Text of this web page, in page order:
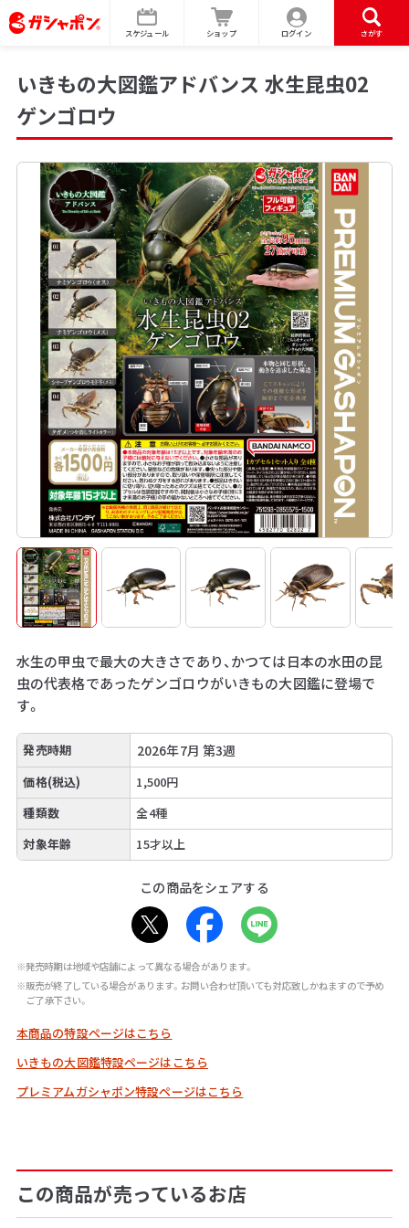
スケジュール ショップ ログイン さがす
いきもの大図鑑アドバンス 水生昆虫02
ゲンゴロウ
水生の甲虫で最大の大きさであり、かつては日本の水田の昆
虫の代表格であったゲンゴロウがいきもの大図鑑に登場で
す。
発売時期 2026年7月 第3週
価格(税込)
1,500円
種類数
全4種
対象年齢
15才以上
この商品をシェアする
※発売時期は地域や店舗によって異なる場合があります。
※販売が終了している場合があります。お問い合わせ頂いても対応致しかねますので予め
ご了承下さい。
本商品の特設ページはこちら
いきもの大図鑑特設ページはこちら
プレミアムガシャポン特設ページはこちら
この商品が売っているお店